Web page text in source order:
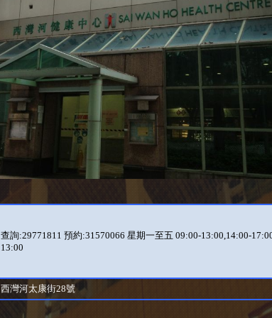
查詢:29771811 預約:31570066 星期一至五 09:00-13:00,14:00-
13:00
西灣河太康街28號